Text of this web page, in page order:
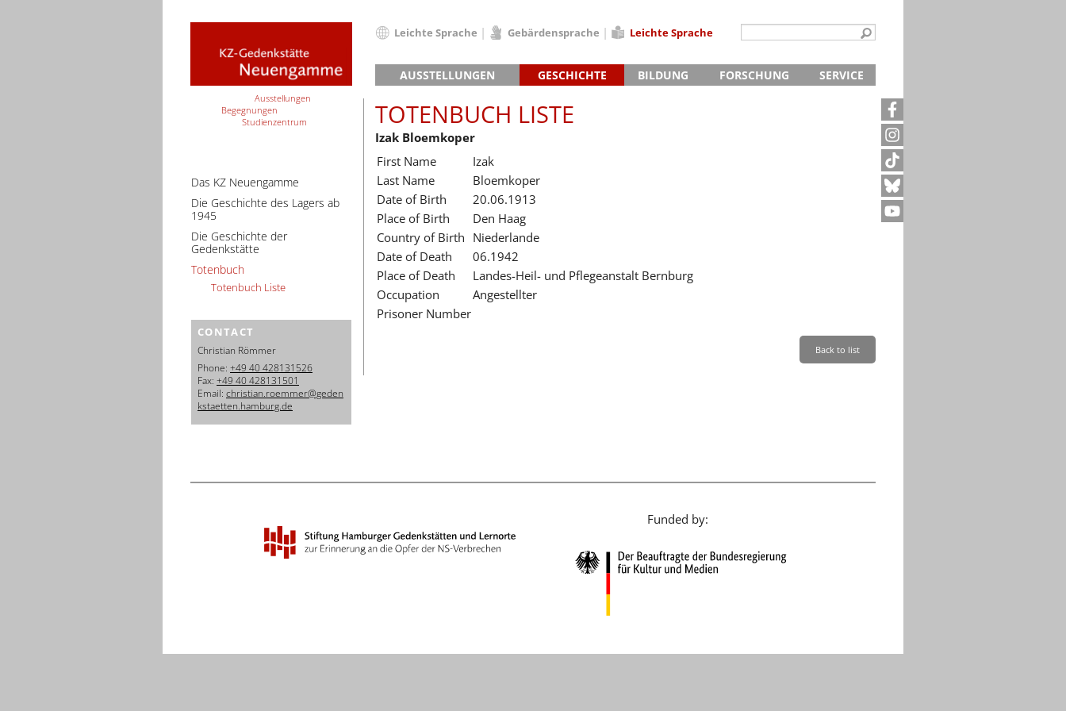
AUSSTELLUNGEN
Lager-SS
Klinkerwerk
Walther-Werke
Gefängnismauer
Haus des Gedenkens
GESCHICHTE
Die Geschichte des Lagers ab 1945
BILDUNG FORSCHUNG
SERVICE
Archivanfrage
Kurze Information
Leichte Sprache
English
Dansk
Español
Italiano
Nederlands
Português
Türkçe
Yкраїнський
Русский
עברית
Gebärdensprache Leichte Sprache
TOTENBUCH LISTE
Izak Bloemkoper
First Name
Izak
Last Name
Bloemkoper
Date of Birth
20.06.1913
Place of Birth
Den Haag
Country of Birth Niederlande
Date of Death
06.1942
Place of Death
Landes-Heil- und Pflegeanstalt Bernburg
Occupation
Angestellter
Prisoner Number
Back to list
Ausstellungen
Begegnungen
Studienzentrum
Das KZ Neuengamme
Die Geschichte des Lagers ab
1945
Die Geschichte der
Gedenkstätte
Totenbuch
Totenbuch Liste
CONTACT
Christian Römmer
Phone: +49 40 428131526
Fax: +49 40 428131501
Email: christian.roemmer@geden
kstaetten.hamburg.de
Funded by: